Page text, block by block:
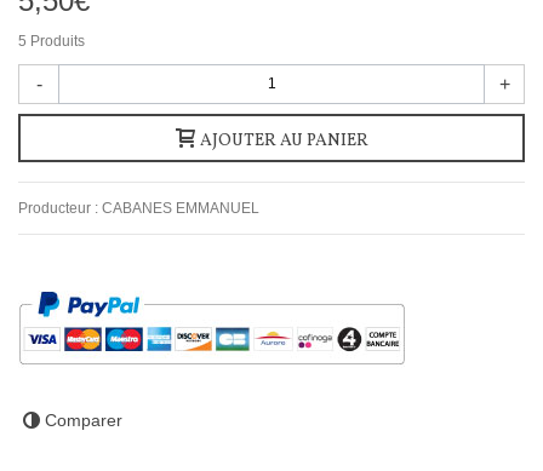
5 Produits
- +
AJOUTER AU PANIER
Producteur : CABANES EMMANUEL
Comparer